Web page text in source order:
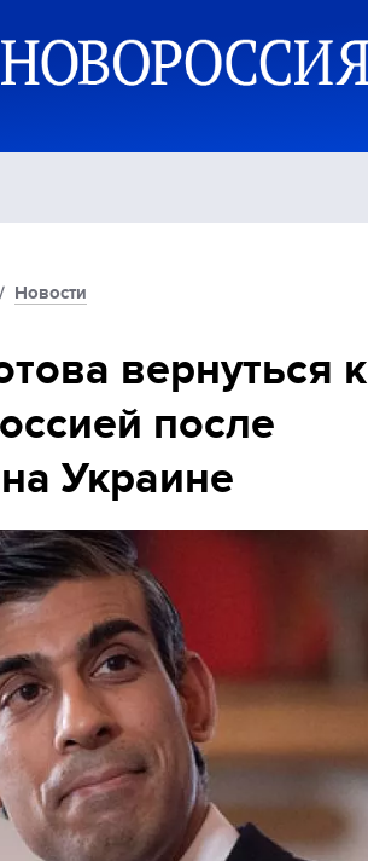
/ Новости
вернуться к
после
Украине